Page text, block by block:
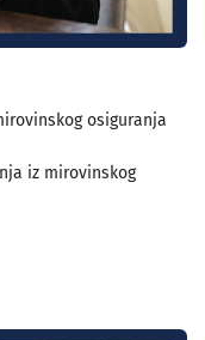
osiguranja
iz mirovinskog